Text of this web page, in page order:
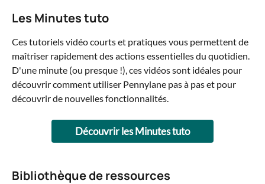
Les Minutes tuto
Ces tutoriels vidéo courts et pratiques vous permettent de
maîtriser rapidement des actions essentielles du quotidien.
D'une minute (ou presque !), ces vidéos sont idéales pour
découvrir comment utiliser Pennylane pas à pas et pour
découvrir de nouvelles fonctionnalités.
Découvrir les Minutes tuto
Bibliothèque de ressources